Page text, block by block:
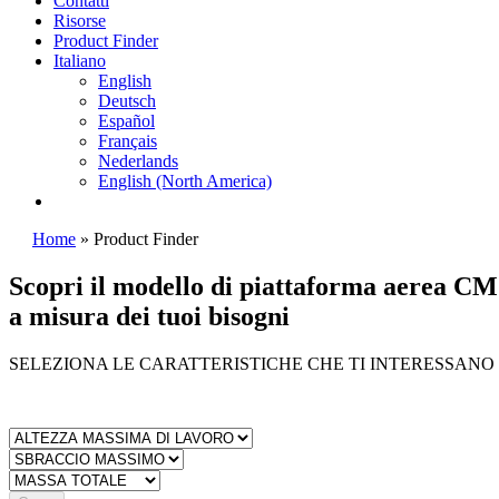
Risorse
Product Finder
Italiano
English
Deutsch
Español
Français
Nederlands
English (North America)
Home » Product Finder
Scopri il modello di piattaforma aerea
a misura dei tuoi bisogni
SELEZIONA LE CARATTERISTICHE CHE TI INTERESSANO